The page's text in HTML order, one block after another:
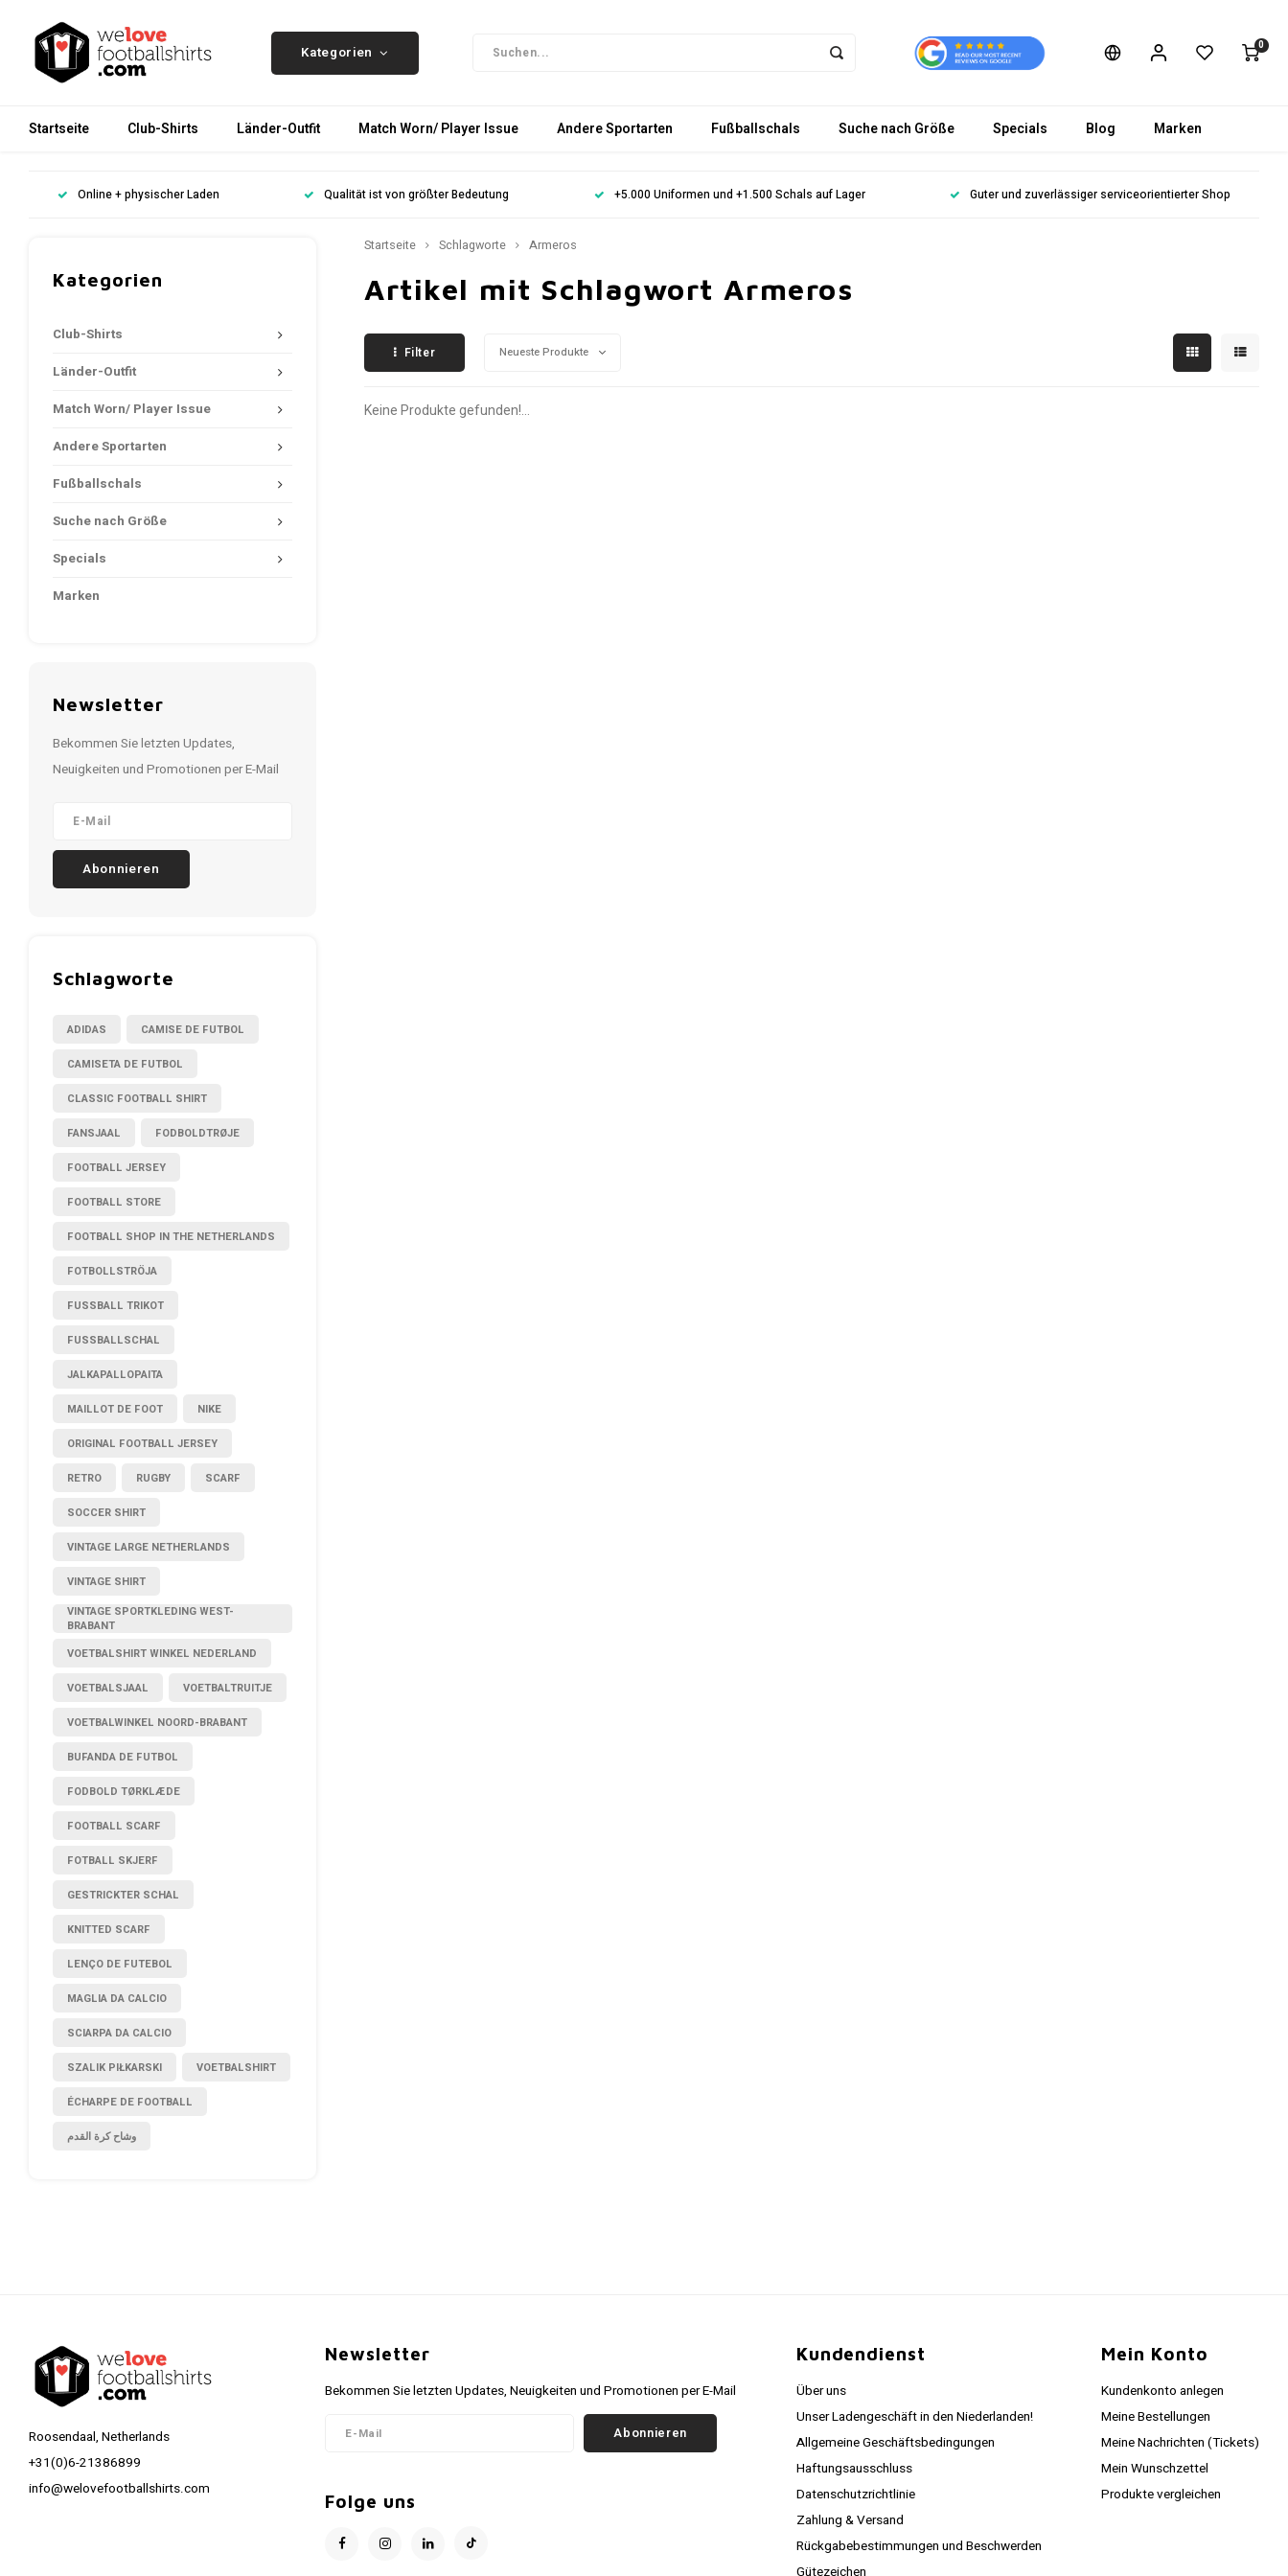
Kategorien 0
Startseite Club-Shirts Länder-Outfit Match Worn/ Player Issue Andere Sportarten Fußballschals Suche nach Größe Specials Blog Marken
Online + physischer Laden Qualität ist von größter Bedeutung +5.000 Uniformen und +1.500 Schals auf Lager Guter und zuverlässiger serviceorientierter Shop
Kategorien
Club-Shirts
Länder-Outfit
Match Worn/ Player Issue
Andere Sportarten
Fußballschals
Suche nach Größe
Specials
Marken
Newsletter
Bekommen Sie letzten Updates,
Neuigkeiten und Promotionen per E-Mail
Abonnieren
Schlagworte
ADIDAS CAMISE DE FUTBOL
CAMISETA DE FUTBOL
CLASSIC FOOTBALL SHIRT
FANSJAAL FODBOLDTRØJE
FOOTBALL JERSEY
FOOTBALL STORE
FOOTBALL SHOP IN THE NETHERLANDS
FOTBOLLSTRÖJA
FUSSBALL TRIKOT
FUSSBALLSCHAL
JALKAPALLOPAITA
MAILLOT DE FOOT NIKE
ORIGINAL FOOTBALL JERSEY
RETRO RUGBY SCARF
SOCCER SHIRT
VINTAGE LARGE NETHERLANDS
VINTAGE SHIRT
VINTAGE SPORTKLEDING WEST-
BRABANT
VOETBALSHIRT WINKEL NEDERLAND
VOETBALSJAAL VOETBALTRUITJE
VOETBALWINKEL NOORD-BRABANT
BUFANDA DE FUTBOL
FODBOLD TØRKLÆDE
FOOTBALL SCARF
FOTBALL SKJERF
GESTRICKTER SCHAL
KNITTED SCARF
LENÇO DE FUTEBOL
MAGLIA DA CALCIO
SCIARPA DA CALCIO
SZALIK PIŁKARSKI VOETBALSHIRT
ÉCHARPE DE FOOTBALL
وشاح كرة القدم
Startseite Schlagworte Armeros
Artikel mit Schlagwort Armeros
Filter Neueste Produkte
Keine Produkte gefunden!...
Roosendaal, Netherlands
+31(0)6-21386899
info@welovefootballshirts.com
Newsletter
Bekommen Sie letzten Updates, Neuigkeiten und Promotionen per E-Mail
Abonnieren
Folge uns
Kundendienst
Über uns
Unser Ladengeschäft in den Niederlanden!
Allgemeine Geschäftsbedingungen
Haftungsausschluss
Datenschutzrichtlinie
Zahlung & Versand
Rückgabebestimmungen und Beschwerden
Gütezeichen
Mein Konto
Kundenkonto anlegen
Meine Bestellungen
Meine Nachrichten (Tickets)
Mein Wunschzettel
Produkte vergleichen